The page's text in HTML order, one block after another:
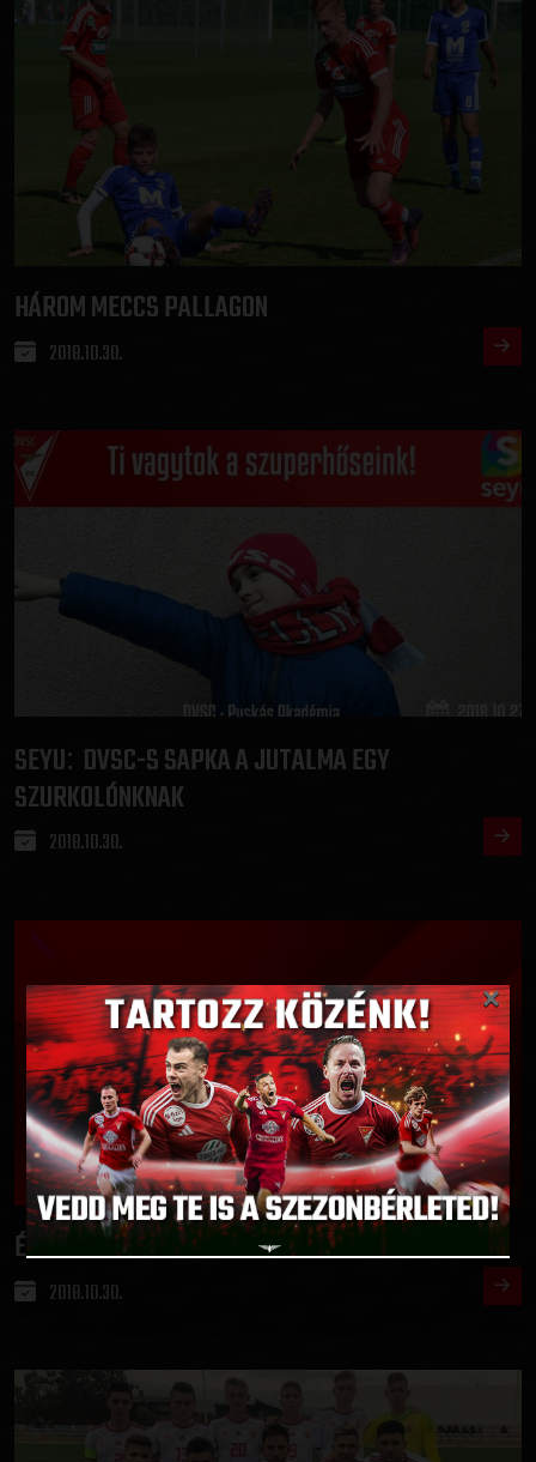
HÁROM MECCS PALLAGON
2018.10.30.
SEYU: DVSC-S SAPKA A JUTALMA EGY
SZURKOLÓNKNAK
2018.10.30.
ÉLŐ KÖZVETÍTÉS LESZ A KUPAMECCSRŐL
2018.10.30.
×